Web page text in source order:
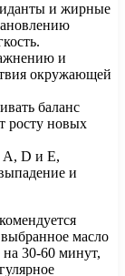
и жирные
и
окружающей
баланс
росту новых
D и E,
и
масло
на 30-60 минут,